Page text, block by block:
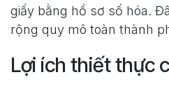
giấy bằng hồ sơ số hóa.
rộng quy mô toàn thành
Lợi ích thiết thực